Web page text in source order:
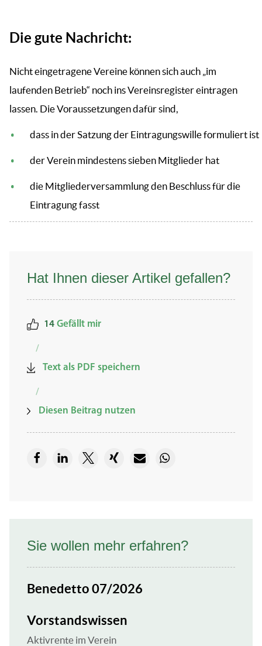
Die gute Nachricht:
Nicht eingetragene Vereine können sich auch „im
laufenden Betrieb“ noch ins Vereinsregister eintragen
lassen. Die Voraussetzungen dafür sind,
dass in der Satzung der Eintragungswille formuliert ist
der Verein mindestens sieben Mitglieder hat
die Mitgliederversammlung den Beschluss für die
Eintragung fasst
Hat Ihnen dieser Artikel gefallen?
14 Gefällt mir
/
Text als PDF speichern
/
Diesen Beitrag nutzen
Sie wollen mehr erfahren?
Benedetto 07/2026
Vorstandswissen
Aktivrente im Verein